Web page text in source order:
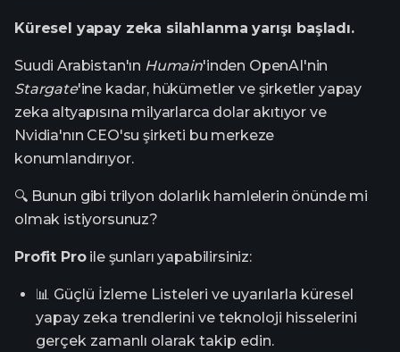
Küresel yapay zeka silahlanma yarışı başladı.
Suudi Arabistan'ın Humain'inden OpenAI'nin
Stargate'ine kadar, hükümetler ve şirketler yapay
zeka altyapısına milyarlarca dolar akıtıyor ve
Nvidia'nın CEO'su şirketi bu merkeze
konumlandırıyor.
🔍 Bunun gibi trilyon dolarlık hamlelerin önünde mi
olmak istiyorsunuz?
Profit Proile şunları yapabilirsiniz:
📊 Güçlü İzleme Listeleri ve uyarılarla küresel
yapay zeka trendlerini ve teknoloji hisselerini
gerçek zamanlı olarak takip edin.